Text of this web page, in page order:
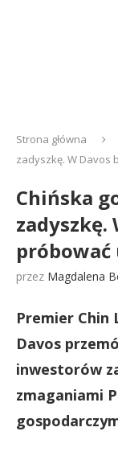
Strona główna
zadyszkę. W Davos
Chińska
zadyszkę.
przez Magdalena
Premier Chin
Davos
inwestorów
zmaganiami